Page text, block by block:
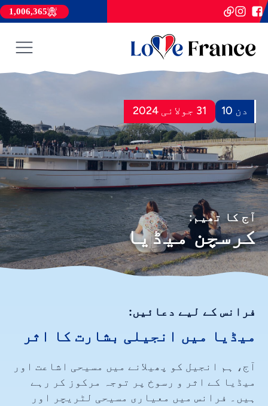
1,006,365
دن 10 31 جولائی 2024
آج کا تھیم:
کرسچن میڈیا
فرانس کے لیے دعائیں:
میڈیا میں انجیلی بشارت کا اثر
آج، ہم انجیل کو پھیلانے میں مسیحی اشاعت اور
میڈیا کے اثر و رسوخ پر توجہ مرکوز کر رہے
ہیں۔ فرانس میں معیاری مسیحی لٹریچر اور